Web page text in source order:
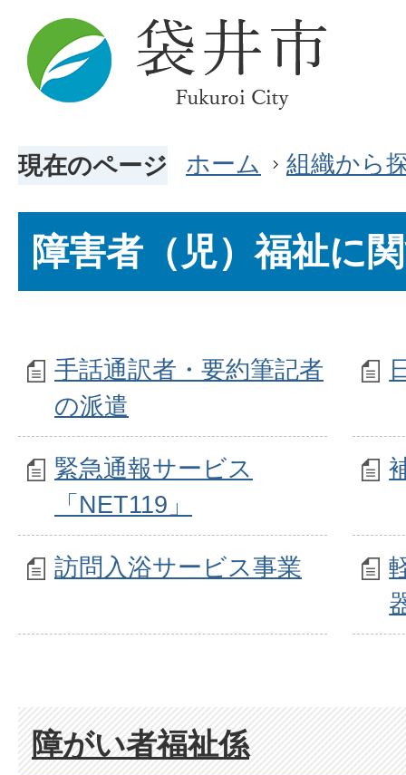
現在のページ ホーム 組織から
障害者（児）福祉に
手話通訳者・要約筆記者
の派遣
緊急通報サービス
「NET119」
訪問入浴サービス事業
障がい者福祉係